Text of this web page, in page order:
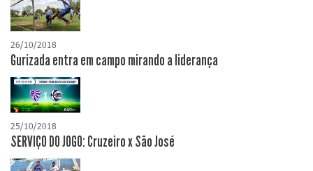
26/10/2018
Gurizada entra em campo mirando a liderança
25/10/2018
SERVIÇO DO JOGO: Cruzeiro x São José